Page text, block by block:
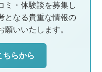
ミ・体験談を募集し
となる貴重な情報の
いいたします。
ちらから